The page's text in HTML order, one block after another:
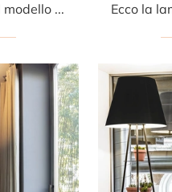
Ecco la luce che fa per te! Il modello Alla Scala è una delle nostre lampade da terra di Mogg.